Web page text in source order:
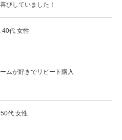
びしていました！
40代 女性
ムが好きでリピート購入
50代 女性